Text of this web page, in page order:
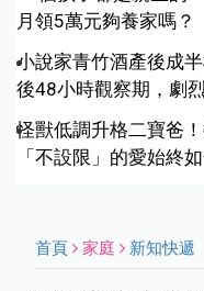
月領5萬元夠養家嗎？
小說家青竹酒產後成
後48小時觀察期，劇
怪獸低調升格二寶爸
「不設限」的愛始終
首頁 家庭 新知快遞